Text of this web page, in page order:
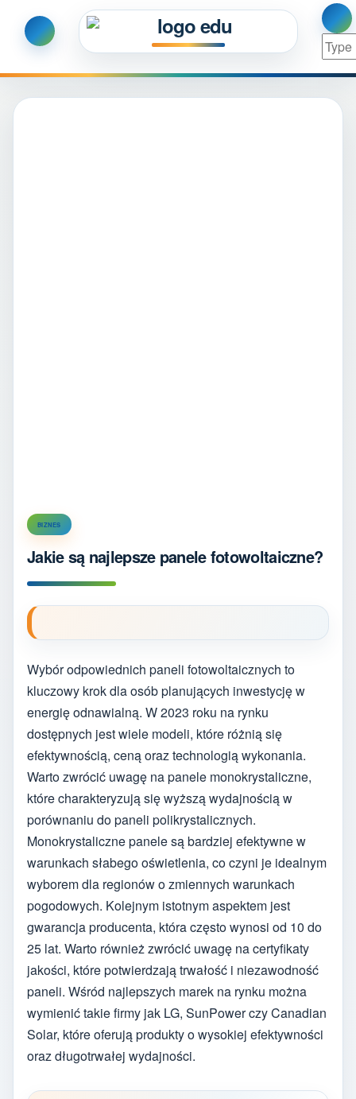
BIZNES
Jakie są najlepsze panele fotowoltaiczne?
Wybór odpowiednich paneli fotowoltaicznych to
kluczowy krok dla osób planujących inwestycję w
energię odnawialną. W 2023 roku na rynku
dostępnych jest wiele modeli, które różnią się
efektywnością, ceną oraz technologią wykonania.
Warto zwrócić uwagę na panele monokrystaliczne,
które charakteryzują się wyższą wydajnością w
porównaniu do paneli polikrystalicznych.
Monokrystaliczne panele są bardziej efektywne w
warunkach słabego oświetlenia, co czyni je idealnym
wyborem dla regionów o zmiennych warunkach
pogodowych. Kolejnym istotnym aspektem jest
gwarancja producenta, która często wynosi od 10 do
25 lat. Warto również zwrócić uwagę na certyfikaty
jakości, które potwierdzają trwałość i niezawodność
paneli. Wśród najlepszych marek na rynku można
wymienić takie firmy jak LG, SunPower czy Canadian
Solar, które oferują produkty o wysokiej efektywności
oraz długotrwałej wydajności.